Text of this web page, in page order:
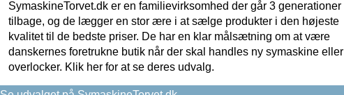
SymaskineTorvet.dk er en familievirksomhed der går 3 generationer
tilbage, og de lægger en stor ære i at sælge produkter i den højeste
kvalitet til de bedste priser. De har en klar målsætning om at være
danskernes foretrukne butik når der skal handles ny symaskine eller
overlocker. Klik her for at se deres udvalg.